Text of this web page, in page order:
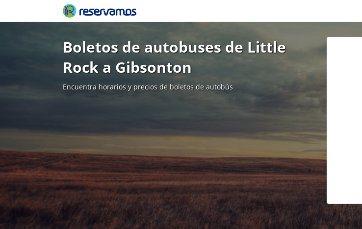
Boletos de autobuses de Little
Rock a Gibsonton
Encuentra horarios y precios de boletos de autobús